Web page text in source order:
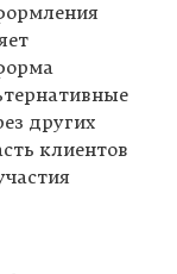
других
клиентов